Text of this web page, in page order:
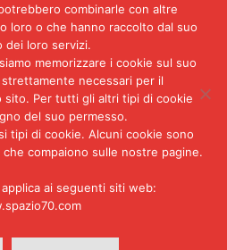
petrolio entra
quadro.
picchiò per
pesantemente,
tavolo delle
e
chiedendo un
i maggiori oneri
greggio che la
di Suez aveva
allora
che il 5 per
combinarle con altre
loro o che hanno raccolto dal suo
dei loro servizi.
memorizzare i cookie sul suo
necessari per il
Per tutti gli altri tipi di cookie
del suo permesso.
tipi di cookie. Alcuni cookie sono
compaiono sulle nostre pagine.
ai seguenti siti web: